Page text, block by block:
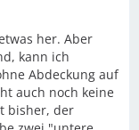
her. Aber
kann ich
Abdeckung auf
auch noch keine
bisher, der